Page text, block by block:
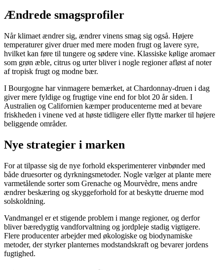
Ændrede smagsprofiler
Når klimaet ændrer sig, ændrer vinens smag sig også. Højere
temperaturer giver druer med mere moden frugt og lavere syre,
hvilket kan føre til tungere og sødere vine. Klassiske kølige aromaer
som grøn æble, citrus og urter bliver i nogle regioner afløst af noter
af tropisk frugt og modne bær.
I Bourgogne har vinmagere bemærket, at Chardonnay-druen i dag
giver mere fyldige og frugtige vine end for blot 20 år siden. I
Australien og Californien kæmper producenterne med at bevare
friskheden i vinene ved at høste tidligere eller flytte marker til højere
beliggende områder.
Nye strategier i marken
For at tilpasse sig de nye forhold eksperimenterer vinbønder med
både druesorter og dyrkningsmetoder. Nogle vælger at plante mere
varmetålende sorter som Grenache og Mourvèdre, mens andre
ændrer beskæring og skyggeforhold for at beskytte druerne mod
solskoldning.
Vandmangel er et stigende problem i mange regioner, og derfor
bliver bæredygtig vandforvaltning og jordpleje stadig vigtigere.
Flere producenter arbejder med økologiske og biodynamiske
metoder, der styrker planternes modstandskraft og bevarer jordens
fugtighed.